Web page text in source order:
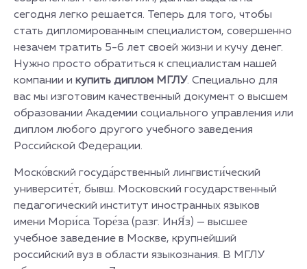
сегодня легко решается. Теперь для того, чтобы
стать дипломированным специалистом, совершенно
незачем тратить 5-6 лет своей жизни и кучу денег.
Нужно просто обратиться к специалистам нашей
компании и купить диплом МГЛУ. Специально для
вас мы изготовим качественный документ о высшем
образовании Академии социального управления или
диплом любого другого учебного заведения
Российской Федерации.
Моско́вский госуда́рственный лингвисти́ческий
университе́т, бывш. Московский государственный
педагогический институт иностранных языков
имени Мори́са Торе́за (разг. ИнЯ́з) — высшее
учебное заведение в Москве, крупнейший
российский вуз в области языкознания. В МГЛУ